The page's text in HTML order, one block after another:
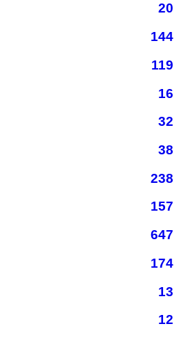
20
144
119
16
32
38
238
157
647
174
13
12